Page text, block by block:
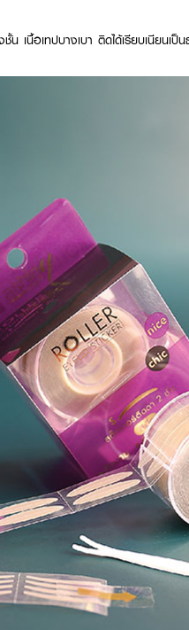
นื้อเทปบางเบา ติดได้เรียบเนียนเป็